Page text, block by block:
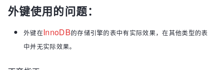
| 2004 | china   | tnt1    |        2001 |
| 2004 | china   | tnt2    |        2002 |
| 2004 | china   | tnt3    |        2003 |
| 2005 | china   | tnt2    |        4012 |
外键使用的问题：
外键在InnoDB的存储引擎的表中有实际效果，在其他类型的表
中并无实际效果。